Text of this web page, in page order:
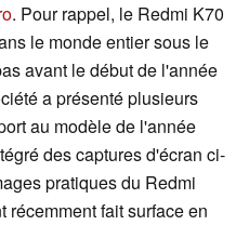
. Pour rappel, le Redmi K70
le monde entier sous le
avant le début de l'année
a présenté plusieurs
au modèle de l'année
des captures d'écran ci-
pratiques du Redmi
récemment fait surface en